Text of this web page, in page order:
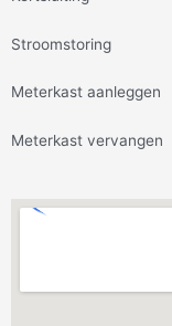
Stroomstoring
Meterkast aanleggen
Meterkast vervangen